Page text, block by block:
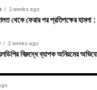
2 weeks ago
থেকে ফেরার পর প্রতিপক্ষের
2 weeks ago
বিরুদ্ধে ব্যাপক অনিয়মের